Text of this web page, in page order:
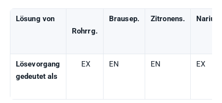
Lösung von
Rohrrg.
Brausep. Zitronens.
Lösevorgang
gedeutet als
EX EN EN EX